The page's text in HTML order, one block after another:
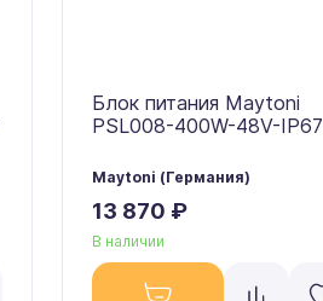
Блок питания Maytoni
PSL008-400W-48V-IP67
Maytoni (Германия)
13 870 ₽
В наличии